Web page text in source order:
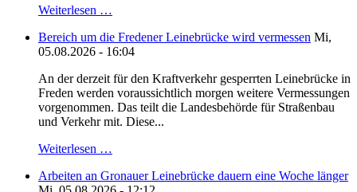
Weiterlesen …
Bereich um die Fredener Leinebrücke wird vermessen Mi,
05.08.2026 - 16:04
An der derzeit für den Kraftverkehr gesperrten Leinebrücke in
Freden werden voraussichtlich morgen weitere Vermessungen
vorgenommen. Das teilt die Landesbehörde für Straßenbau
und Verkehr mit. Diese...
Weiterlesen …
Arbeiten an Gronauer Leinebrücke dauern eine Woche länger